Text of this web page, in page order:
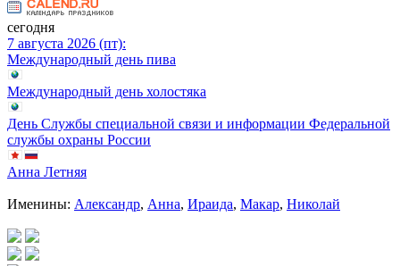
сегодня
7 августа 2026 (пт):
Международный день пива
Международный день холостяка
День Службы специальной связи и информации Федеральной
службы охраны России
Анна Летняя
Именины: Александр, Анна, Ираида, Макар, Николай